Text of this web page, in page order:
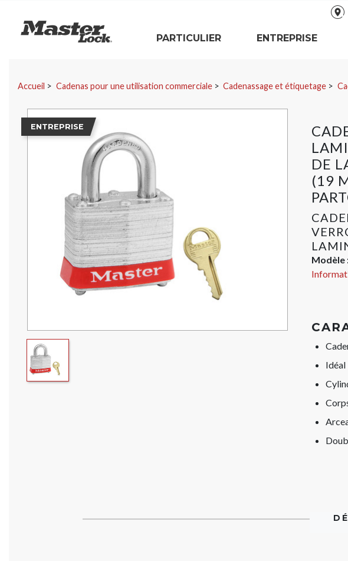
Master Lock
PARTICULIER
ENTREPRISE
Accueil Cadenas pour une utilisation commerciale Cadenassage et étiquetage
DE
(19
Modèle
ENTREPRISE
Idéal